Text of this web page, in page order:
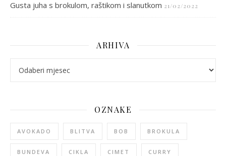
Gusta juha s brokulom, raštikom i slanutkom 21/02/2022
ARHIVA
OZNAKE
AVOKADO BLITVA BOB BROKULA
BUNDEVA CIKLA CIMET CURRY